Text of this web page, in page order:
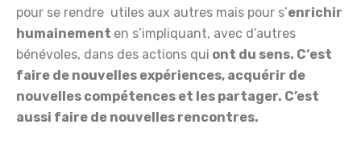
pour se rendre utiles aux autres mais pour s’enrichir
humainement en s’impliquant, avec d’autres
bénévoles, dans des actions qui ont du sens. C‘est
faire de nouvelles expériences, acquérir de
nouvelles compétences et les partager. C’est
aussi faire de nouvelles rencontres.